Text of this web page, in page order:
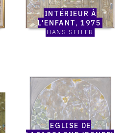
à
l'enfant,
1975
INTÉRIEUR À
L'ENFANT, 1975
HANS SEILER
Catalogue
raisonné,
Hans
Seiler,
Eglise EGLISE DE